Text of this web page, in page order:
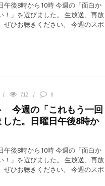
後8時から10時 今週の「面白か
！」を選びました。 生放送、再放
ぜひお聴きください。 今週のスポ
712 0
今週の「これもう一回
た。日曜日午後8時か
後8時から10時 今週の「面白か
！」を選びました。 生放送、再放
ぜひお聴きください。 今週のスポ